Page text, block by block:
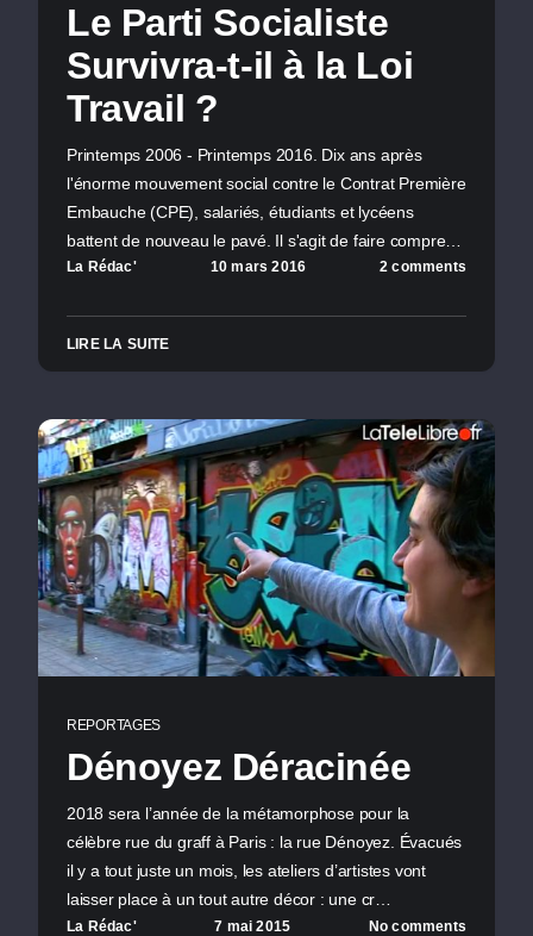
Le Parti Socialiste
Survivra-t-il à la Loi
Travail ?
Printemps 2006 - Printemps 2016. Dix ans après
l'énorme mouvement social contre le Contrat Première
Embauche (CPE), salariés, étudiants et lycéens
battent de nouveau le pavé. Il s'agit de faire compre…
La Rédac' 10 mars 2016 2 comments
LIRE LA SUITE
REPORTAGES
Dénoyez Déracinée
2018 sera l’année de la métamorphose pour la
célèbre rue du graff à Paris : la rue Dénoyez. Évacués
il y a tout juste un mois, les ateliers d’artistes vont
laisser place à un tout autre décor : une cr…
La Rédac' 7 mai 2015 No comments